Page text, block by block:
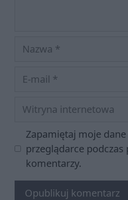
Nazwa
Witryna
internetowa
Zapamiętaj moje
przeglądarce
komentarzy.